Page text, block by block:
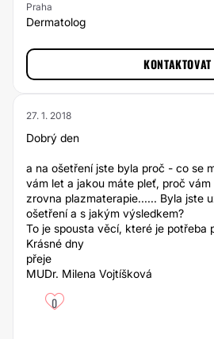
Praha
Dermatolog
KONTAKTOVAT
27. 1. 2018
Dobrý den
a na ošetření jste byla proč - co se
vám let a jakou máte pleť, proč vám
zrovna plazmaterapie...... Byla jste
ošetření a s jakým výsledkem?
To je spousta věcí, které je potřeba
Krásné dny
přeje
MUDr. Milena Vojtíšková
0